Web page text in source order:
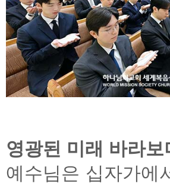
영광된 미래 바라
예수님은 십자가에